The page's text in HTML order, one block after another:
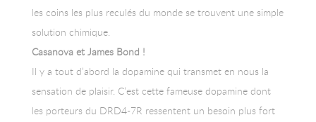
les coins les plus reculés du monde se trouvent une simple
solution chimique.
Casanova et James Bond !
Il y a tout d’abord la dopamine qui transmet en nous la
sensation de plaisir. C’est cette fameuse dopamine dont
les porteurs du DRD4-7R ressentent un besoin plus fort